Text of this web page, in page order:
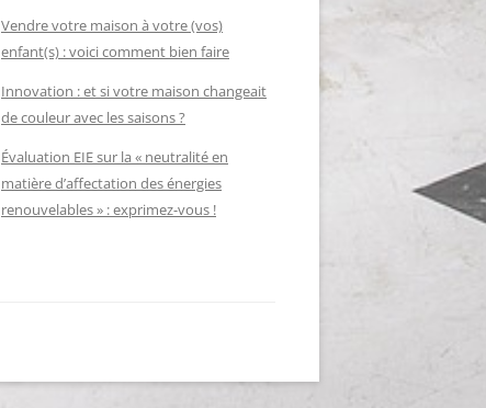
Vendre votre maison à votre (vos)
enfant(s) : voici comment bien faire
Innovation : et si votre maison changeait
de couleur avec les saisons ?
Évaluation EIE sur la « neutralité en
matière d’affectation des énergies
renouvelables » : exprimez-vous !